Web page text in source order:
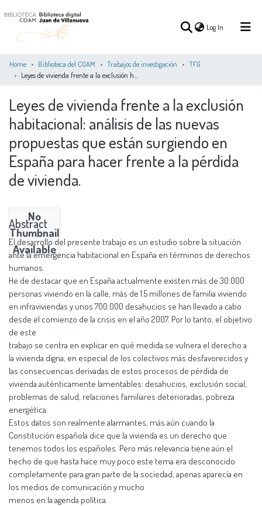
Log In (current)
COMMUNITIES
COLLECTIONS
ALL OF DSPACE
STATISTICS
Home Biblioteca del COAM Trabajos de investigación
TFG
Leyes de vivienda frente a la exclusión
habitacional: análisis de las nuevas
propuestas que están surgiendo en
España para hacer frente a la pérdida
de vivienda.
No
Thumbnail
Available
Abstract
El desarrollo del presente trabajo es un estudio sobre la situación
ante la emergencia habitacional en España en términos de derechos
humanos.
He de destacar que en España actualmente existen más de 30.000
personas viviendo en la calle, más de 1.5 millones de familia viviendo
en infraviviendas y unos 700.000 desahucios se han llevado a cabo
desde el comienzo de la crisis en el año 2007. Por lo tanto, el objetivo
de este
trabajo se centra en explicar en qué medida se vulnera el derecho a
la vivienda digna, en especial de los colectivos más desfavorecidos y
las consecuencias derivadas de estos procesos de pérdida de
vivienda auténticamente lamentables: desahucios, exclusión social,
problemas de salud, relaciones familiares deterioradas, pobreza
energética.
Estos datos son realmente alarmantes, más aún cuando la
Constitución española dice que la vivienda es un derecho que
tenemos todos los españoles. Pero más relevancia tiene aún el
hecho de que hasta hace muy poco este tema era desconocido
completamente para gran parte de la sociedad, apenas aparecía en
los medios de comunicación y mucho
menos en la agenda política.